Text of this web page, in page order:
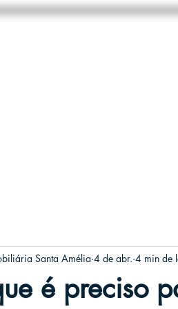
é preciso
Santa Amélia 4 de abr. 4 min de